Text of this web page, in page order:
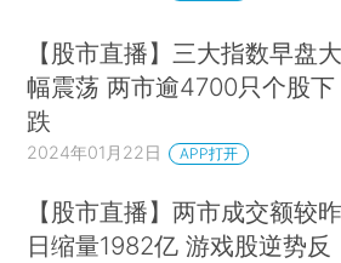
【股市直播】三大指数早盘大
幅震荡 两市逾4700只个股下
跌
2024年01月22日 APP打开
【股市直播】两市成交额较昨
日缩量1982亿 游戏股逆势反